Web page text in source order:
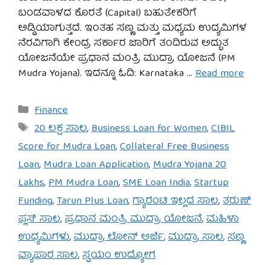
ಬಂಡವಾಳದ ಕೊರತೆ (Capital) ಬಹುತೇಕರಿಗೆ
ಅಡ್ಡಿಯಾಗುತ್ತದೆ. ಇಂತಹ ಸಣ್ಣ ಮತ್ತು ಮಧ್ಯಮ ಉದ್ಯಮಿಗಳ
ನೆರವಿಗಾಗಿ ಕೇಂದ್ರ ಸರ್ಕಾರ ಜಾರಿಗೆ ತಂದಿರುವ ಅದ್ಭುತ
ಯೋಜನೆಯೇ ಪ್ರಧಾನ ಮಂತ್ರಿ ಮುದ್ರಾ ಯೋಜನೆ (PM
Mudra Yojana). ಇದನ್ನೂ ಓದಿ: Karnataka … Read more
Categories
Finance
Tags
20 ಲಕ್ಷ ಸಾಲ,Business Loan for Women,CIBIL
Score for Mudra Loan,Collateral Free Business
Loan,Mudra Loan Application,Mudra Yojana 20
Lakhs,PM Mudra Loan,SME Loan India,Startup
Funding,Tarun Plus Loan,ಗ್ಯಾರಂಟಿ ಇಲ್ಲದ ಸಾಲ,ತರುಣ್
ಪ್ಲಸ್ ಸಾಲ,ಪ್ರಧಾನ ಮಂತ್ರಿ ಮುದ್ರಾ ಯೋಜನೆ,ಮಹಿಳಾ
ಉದ್ಯಮಿಗಳು,ಮುದ್ರಾ ಲೋನ್ ಅರ್ಜಿ,ಮುದ್ರಾ ಸಾಲ,ಸಣ್ಣ
ವ್ಯಾಪಾರ ಸಾಲ,ಸ್ವಯಂ ಉದ್ಯೋಗ